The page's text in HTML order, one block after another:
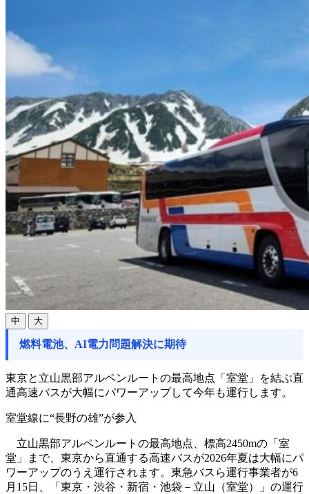
中 大
燃料電池、AI電力問題解決に期待
東京と立山黒部アルペンルートの最高地点「室堂」を結ぶ直
通高速バスが大幅にパワーアップして今年も運行します。
室堂線に“長野の雄”が参入
立山黒部アルペンルートの最高地点、標高2450mの「室
堂」まで、東京から直通する高速バスが2026年夏は大幅にパ
ワーアップのうえ運行されます。東急バスら運行事業者が6
月15日、「東京・渋谷・新宿・池袋－立山（室堂）」の運行